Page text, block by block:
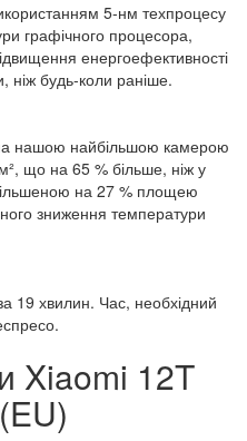
5-нм техпроцесу
графічного процесора,
енергоефективності
ніж будь-коли раніше.
нашою найбільшою камерою
що на 65 % більше, ніж у
на 27 % площею
зниження температури
19 хвилин. Час, необхідний
Xiaomi 12T